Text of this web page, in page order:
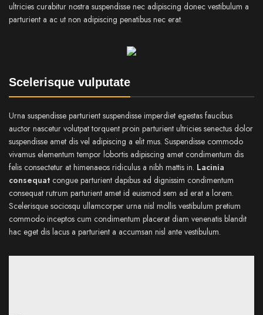
ultricies curabitur nostra suspendisse nec adipiscing donec vestibulum a
parturient a ac ut non adipiscing penatibus nec erat.
Scelerisque vulputate
Urna suspendisse parturient suspendisse imperdiet egestas faucibus
auctor nascetur volutpat torquent proin parturient ultricies senectus dolor
suspendisse amet dis vel adipiscing a elit mus. Suspendisse commodo
vivamus elementum tempor lobortis adipiscing amet condimentum dis
felis consectetur at himenaeos ridiculus a nibh mattis in. Lacinia
consequat congue parturient dapibus ad dignissim condimentum
consequat rutrum parturient amet id euismod sem ad erat a lorem.
Scelerisque sociosqu ullamcorper urna nisl mollis vestibulum pretium
commodo inceptos cum condimentum placerat diam venenatis blandit
hac eget dis lacus a parturient a accumsan nisl ante vestibulum.